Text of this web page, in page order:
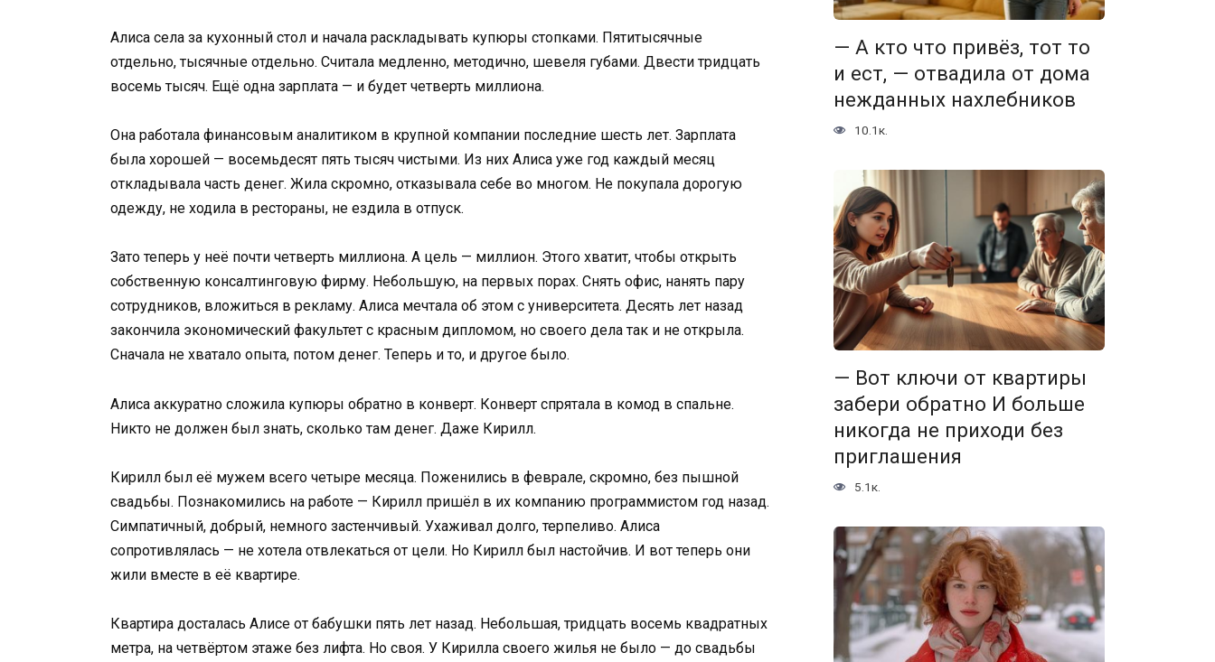
Алиса села за кухонный стол и начала раскладывать купюры стопками. Пятитысячные
отдельно, тысячные отдельно. Считала медленно, методично, шевеля губами. Двести тридцать
восемь тысяч. Ещё одна зарплата — и будет четверть миллиона.
Она работала финансовым аналитиком в крупной компании последние шесть лет. Зарплата
была хорошей — восемьдесят пять тысяч чистыми. Из них Алиса уже год каждый месяц
откладывала часть денег. Жила скромно, отказывала себе во многом. Не покупала дорогую
одежду, не ходила в рестораны, не ездила в отпуск.
Зато теперь у неё почти четверть миллиона. А цель — миллион. Этого хватит, чтобы открыть
собственную консалтинговую фирму. Небольшую, на первых порах. Снять офис, нанять пару
сотрудников, вложиться в рекламу. Алиса мечтала об этом с университета. Десять лет назад
закончила экономический факультет с красным дипломом, но своего дела так и не открыла.
Сначала не хватало опыта, потом денег. Теперь и то, и другое было.
Алиса аккуратно сложила купюры обратно в конверт. Конверт спрятала в комод в спальне.
Никто не должен был знать, сколько там денег. Даже Кирилл.
Кирилл был её мужем всего четыре месяца. Поженились в феврале, скромно, без пышной
свадьбы. Познакомились на работе — Кирилл пришёл в их компанию программистом год назад.
Симпатичный, добрый, немного застенчивый. Ухаживал долго, терпеливо. Алиса
сопротивлялась — не хотела отвлекаться от цели. Но Кирилл был настойчив. И вот теперь они
жили вместе в её квартире.
Квартира досталась Алисе от бабушки пять лет назад. Небольшая, тридцать восемь квадратных
метра, на четвёртом этаже без лифта. Но своя. У Кирилла своего жилья не было — до свадьбы
— А кто что привёз, тот то
и ест, — отвадила от дома
нежданных нахлебников
10.1к.
— Вот ключи от квартиры
забери обратно И больше
никогда не приходи без
приглашения
5.1к.